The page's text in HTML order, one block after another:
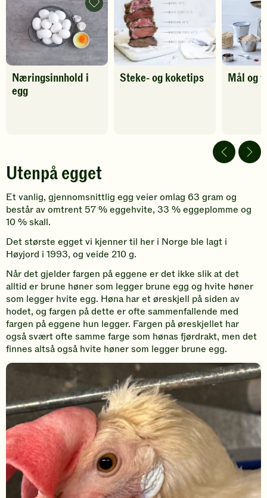
Næringsinnhold i
egg
Næringsinnhold
i
-
favoritter
Steke- og koketips Mål og
Utenpå egget
Et vanlig, gjennomsnittlig egg veier omlag 63 gram og
består av omtrent 57 % eggehvite, 33 % eggeplomme og
10 % skall.
Det største egget vi kjenner til her i Norge ble lagt i
Høyjord i 1993, og veide 210 g.
Når det gjelder fargen på eggene er det ikke slik at det
alltid er brune høner som legger brune egg og hvite høner
som legger hvite egg. Høna har et øreskjell på siden av
hodet, og fargen på dette er ofte sammenfallende med
fargen på eggene hun legger. Fargen på øreskjellet har
også svært ofte samme farge som hønas fjørdrakt, men det
finnes altså også hvite høner som legger brune egg.